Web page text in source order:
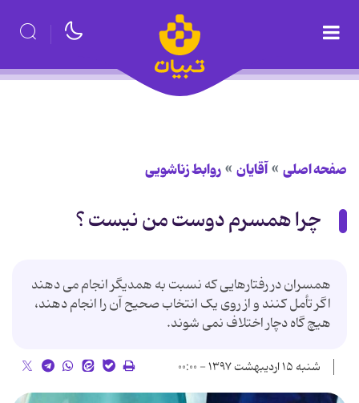
صفحه اصلی آقایان روابط زناشویی
چرا همسرم دوست من نیست ؟
همسران در رفتارهایی که نسبت به همدیگر انجام می دهند
اگر تأمل کنند و از روی یک انتخاب صحیح آن را انجام دهند،
هیچ گاه دچار اختلاف نمی شوند.
شنبه ۱۵ اردیبهشت ۱۳۹۷ - ۰۰:۰۰